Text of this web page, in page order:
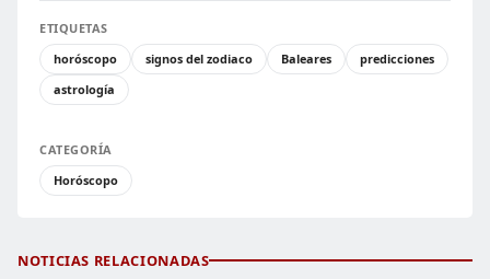
ETIQUETAS
horóscopo
signos del zodiaco Baleares
predicciones
astrología
CATEGORÍA
Horóscopo
NOTICIAS RELACIONADAS